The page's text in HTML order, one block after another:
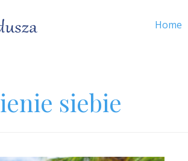
Home
siebie